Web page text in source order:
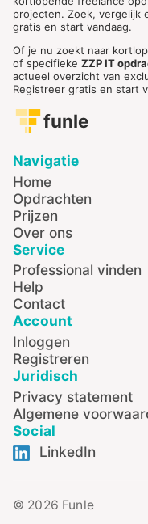
projecten. Zoek, vergelijk
gratis en start vandaag.
Of je nu zoekt naar
of specifieke ZZP IT
actueel overzicht van
Registreer gratis en start
funle
Navigatie
Home
Opdrachten
Prijzen
Over ons
Service
Professional vinden
Help
Contact
Account
Inloggen
Registreren
Juridisch
Privacy statement
Algemene
Social
LinkedIn
© 2026 Funle